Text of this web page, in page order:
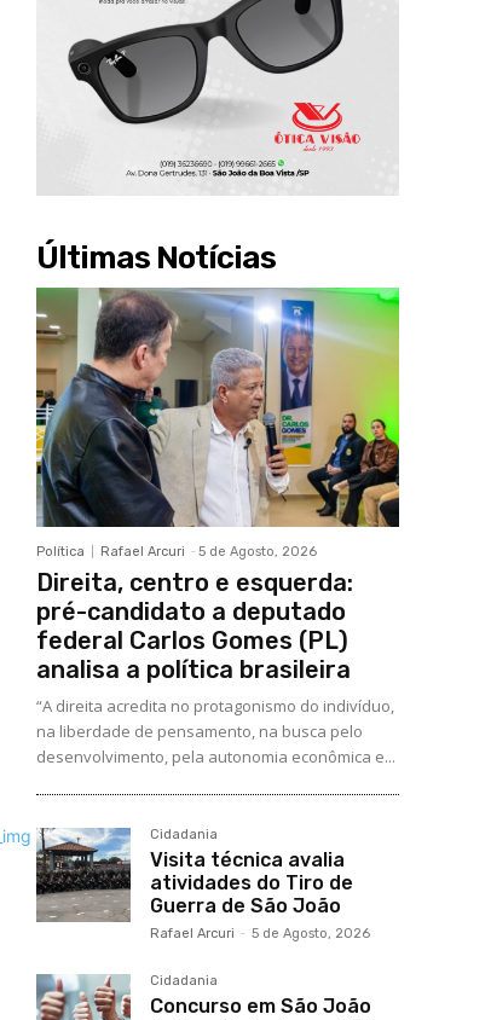
Últimas Notícias
Política Rafael Arcuri - 5 de Agosto, 2026
Direita, centro e esquerda:
pré-candidato a deputado
federal Carlos Gomes (PL)
analisa a política brasileira
“A direita acredita no protagonismo do indivíduo,
na liberdade de pensamento, na busca pelo
desenvolvimento, pela autonomia econômica e...
Cidadania
Visita técnica avalia
atividades do Tiro de
Guerra de São João
Rafael Arcuri - 5 de Agosto, 2026
Cidadania
Concurso em São João